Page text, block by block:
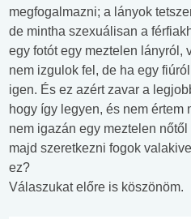
megfogalmazni; a lányok
de mintha szexuálisan a
egy fotót egy meztelen lányról,
nem izgulok fel, de ha egy
igen. És ez azért zavar a
hogy így legyen, és nem értem
nem igazán egy meztelen
majd szeretkezni fogok
ez?
Válaszukat előre is köszönöm.